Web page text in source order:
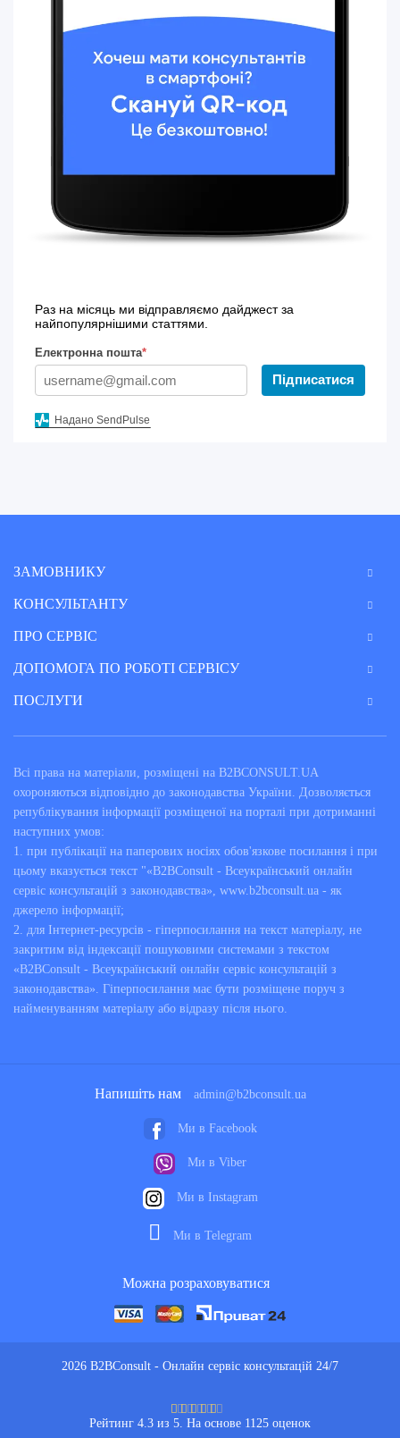
Раз на місяць ми відправляємо дайджест за
найпопулярнішими статтями.
Електронна пошта*
Підписатися
Надано SendPulse
ЗАМОВНИКУ
КОНСУЛЬТАНТУ
ПРО СЕРВІС
ДОПОМОГА ПО РОБОТІ СЕРВІСУ
ПОСЛУГИ
Всі права на матеріали, розміщені на B2BCONSULT.UA
охороняються відповідно до законодавства України. Дозволяється
републікування інформації розміщеної на порталі при дотриманні
наступних умов:
1. при публікації на паперових носіях обов'язкове посилання і при
цьому вказується текст "«B2BConsult - Всеукраїнський онлайн
сервіс консультацій з законодавства», www.b2bconsult.ua - як
джерело інформації;
2. для Інтернет-ресурсів - гіперпосилання на текст матеріалу, не
закритим від індексації пошуковими системами з текстом
«B2BConsult - Всеукраїнський онлайн сервіс консультацій з
законодавства». Гіперпосилання має бути розміщене поруч з
найменуванням матеріалу або відразу після нього.
2026 B2BConsult - Онлайн сервіс консультацій 24/7
Рейтинг 4.3 из 5. На основе 1125 оценок
Напишіть нам admin@b2bconsult.ua
Ми в Facebook
Ми в Viber
Ми в Instagram
Ми в Telegram
Можна розраховуватися